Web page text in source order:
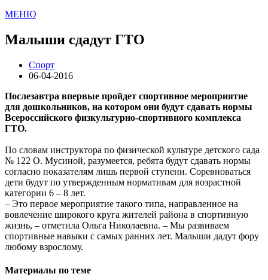
МЕНЮ
Малыши сдадут ГТО
Спорт
06-04-2016
Послезавтра впервые пройдет спортивное мероприятие
для дошкольников, на котором они будут сдавать нормы
Всероссийского физкультурно-спортивного комплекса
ГТО.
По словам инструктора по физической культуре детского сада
№ 122 О. Мусиной, разумеется, ребята будут сдавать нормы
согласно показателям лишь первой ступени. Соревноваться
дети будут по утвержденным нормативам для возрастной
категории 6 – 8 лет.
– Это первое мероприятие такого типа, направленное на
вовлечение широкого круга жителей района в спортивную
жизнь, – отметила Ольга Николаевна. – Мы развиваем
спортивные навыки с самых ранних лет. Малыши дадут фору
любому взрослому.
Материалы по теме